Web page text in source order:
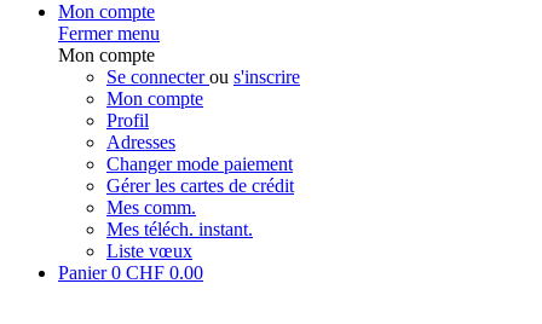
Mon compte
Fermer menu
Mon compte
Se connecterou s'inscrire
Mon compte
Profil
Adresses
Changer mode paiement
Gérer les cartes de crédit
Mes comm.
Mes téléch. instant.
Liste vœux
Panier0 CHF 0.00